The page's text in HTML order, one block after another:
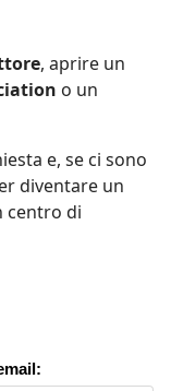
, aprire un
o un
e, se ci sono
diventare un
centro di